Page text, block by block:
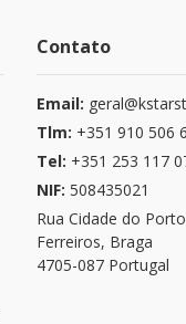
Contato
Email:
Tlm: +351 910 506
Tel: +351 253 117
NIF: 508435021
Rua Cidade do
Ferreiros, Braga
4705-087 Portugal